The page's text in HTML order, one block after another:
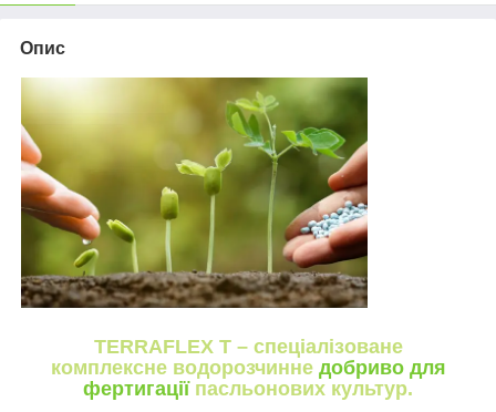
Опис
TERRAFLEX Т – спеціалізоване
комплексне водорозчинне добриво для
фертигаціїпасльонових культур.